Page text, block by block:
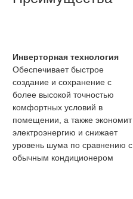
Инверторная технология
Обеспечивает быстрое
создание и сохранение с
более высокой точностью
комфортных условий в
помещении, а также экономит
электроэнергию и снижает
уровень шума по сравнению с
обычным кондиционером